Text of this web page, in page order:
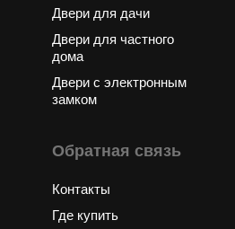
Двери для дачи
Двери для частного
дома
Двери с электронным
замком
Обратная связь
Контакты
Где купить